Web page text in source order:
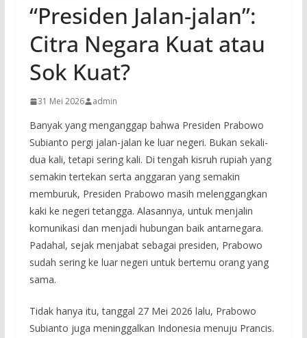
“Presiden Jalan-jalan”:
Citra Negara Kuat atau
Sok Kuat?
31 Mei 2026 admin
Banyak yang menganggap bahwa Presiden Prabowo
Subianto pergi jalan-jalan ke luar negeri. Bukan sekali-
dua kali, tetapi sering kali. Di tengah kisruh rupiah yang
semakin tertekan serta anggaran yang semakin
memburuk, Presiden Prabowo masih melenggangkan
kaki ke negeri tetangga. Alasannya, untuk menjalin
komunikasi dan menjadi hubungan baik antarnegara.
Padahal, sejak menjabat sebagai presiden, Prabowo
sudah sering ke luar negeri untuk bertemu orang yang
sama.
Tidak hanya itu, tanggal 27 Mei 2026 lalu, Prabowo
Subianto juga meninggalkan Indonesia menuju Prancis.